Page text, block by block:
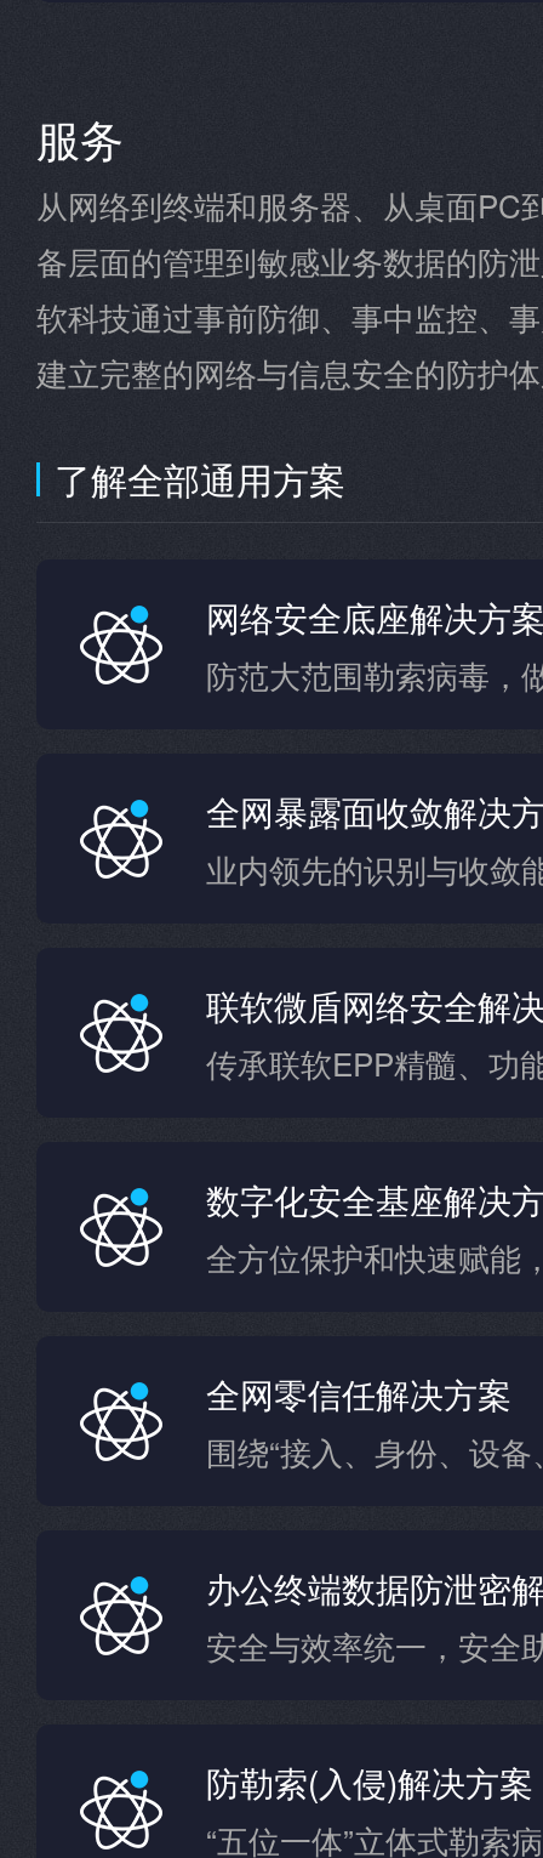
服务
从网络到终端和服务器、从桌面PC
备层面的管理到敏感业务数据的防
软科技通过事前防御、事中监控、
建立完整的网络与信息安全的防护
了解全部通用方案
网络安全底座解决方
防范大范围勒索病毒，
全网暴露面收敛解决
业内领先的识别与收敛
联软微盾网络安全解
数字化安全基座解决
全网零信任解决方案
办公终端数据防泄密
安全与效率统一，安全
防勒索(入侵)解决方案
“五位一体”立体式勒索